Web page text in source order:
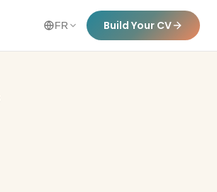
FR Build Your CV